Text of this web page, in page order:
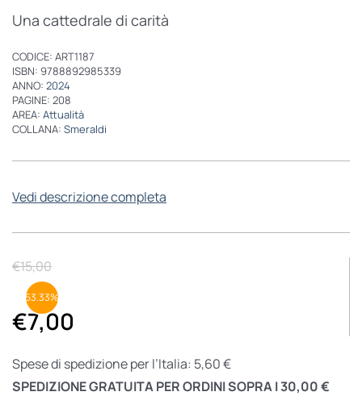
Una cattedrale di carità
CODICE: ART1187
ISBN: 9788892985339
ANNO: 2024
PAGINE: 208
AREA: Attualità
COLLANA: Smeraldi
Vedi descrizione completa
€15,00
€7,00
53.33%
Spese di spedizione per l’Italia: 5,60 €
SPEDIZIONE GRATUITA PER ORDINI SOPRA I 30,00 €